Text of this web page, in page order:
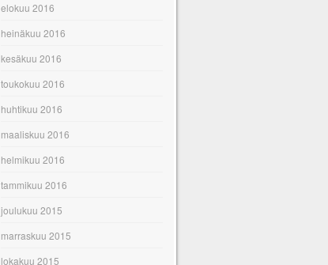
elokuu 2016
heinäkuu 2016
kesäkuu 2016
toukokuu 2016
huhtikuu 2016
maaliskuu 2016
helmikuu 2016
tammikuu 2016
joulukuu 2015
marraskuu 2015
lokakuu 2015